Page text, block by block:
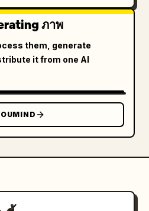
วทัศน์", "โคมไฟ", "ถ้วย
า IDEA"],
งๆ ได้ดั่งใจเลย!"
ภาพ
them, generate
it from one AI